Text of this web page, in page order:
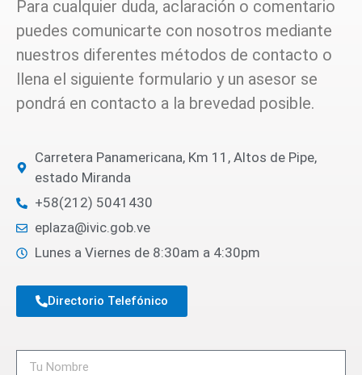
Para cualquier duda, aclaración o comentario
puedes comunicarte con nosotros mediante
nuestros diferentes métodos de contacto o
llena el siguiente formulario y un asesor se
pondrá en contacto a la brevedad posible.
Carretera Panamericana, Km 11, Altos de Pipe,
estado Miranda
+58(212) 5041430
eplaza@ivic.gob.ve
Lunes a Viernes de 8:30am a 4:30pm
Directorio Telefónico